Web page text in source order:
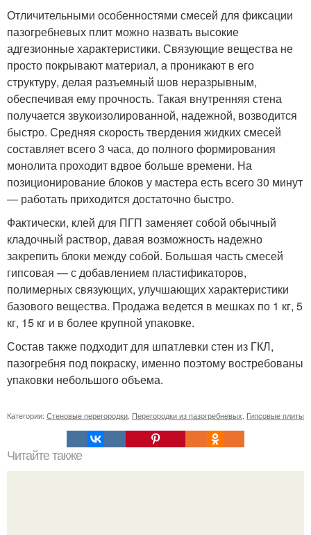
Отличительными особенностями смесей для фиксации
пазогребневых плит можно назвать высокие
адгезионные характеристики. Связующие вещества не
просто покрывают материал, а проникают в его
структуру, делая разъемный шов неразрывным,
обеспечивая ему прочность. Такая внутренняя стена
получается звукоизолированной, надежной, возводится
быстро. Средняя скорость твердения жидких смесей
составляет всего 3 часа, до полного формирования
монолита проходит вдвое больше времени. На
позиционирование блоков у мастера есть всего 30 минут
— работать приходится достаточно быстро.
Фактически, клей для ПГП заменяет собой обычный
кладочный раствор, давая возможность надежно
закрепить блоки между собой. Большая часть смесей
гипсовая — с добавлением пластификаторов,
полимерных связующих, улучшающих характеристики
базового вещества. Продажа ведется в мешках по 1 кг, 5
кг, 15 кг и в более крупной упаковке.
Состав также подходит для шпатлевки стен из ГКЛ,
пазогребня под покраску, именно поэтому востребованы
упаковки небольшого объема.
Категории: Стеновые перегородки Перегородки из пазогребневых Гипсовые плиты
Читайте также